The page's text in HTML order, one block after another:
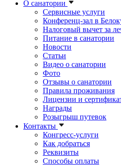
О санатории
Сервисные услуги
Конференц-зал в
Налоговый вычет за
Питание в санатории
Новости
Статьи
Видео о санатории
Фото
Отзывы о санатории
Правила проживания
Лицензии и
Награды
Розыгрыш путевок
Контакты
Конгресс-услуги
Как добраться
Реквизиты
Способы оплаты